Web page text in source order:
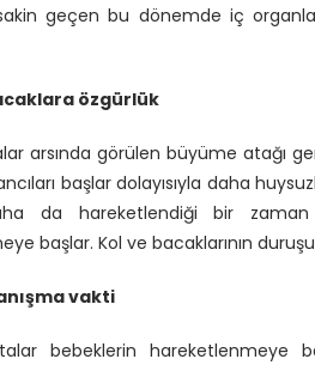
geçen bu dönemde iç
özgürlük
arsında görülen büyüme atağı
başlar dolayısıyla daha
da hareketlendiği bir zaman
başlar. Kol ve bacaklarının
vakti
bebeklerin hareketlenmeye